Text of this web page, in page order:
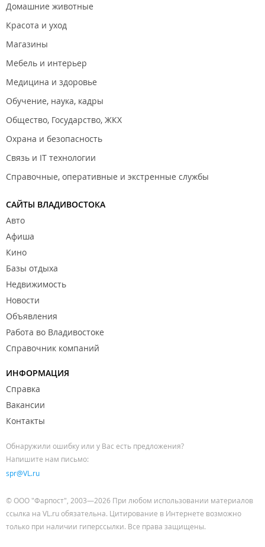
Домашние животные
Красота и уход
Магазины
Мебель и интерьер
Медицина и здоровье
Обучение, наука, кадры
Общество, Государство, ЖКХ
Охрана и безопасность
Связь и IT технологии
Справочные, оперативные и экстренные службы
САЙТЫ ВЛАДИВОСТОКА
Авто
Афиша
Кино
Базы отдыха
Недвижимость
Новости
Объявления
Работа во Владивостоке
Справочник компаний
ИНФОРМАЦИЯ
Справка
Вакансии
Контакты
Обнаружили ошибку или у Вас есть предложения?
Напишите нам письмо:
spr@VL.ru
© ООО "Фарпост", 2003—2026 При любом использовании материалов
ссылка на VL.ru обязательна. Цитирование в Интернете возможно
только при наличии гиперссылки. Все права защищены.